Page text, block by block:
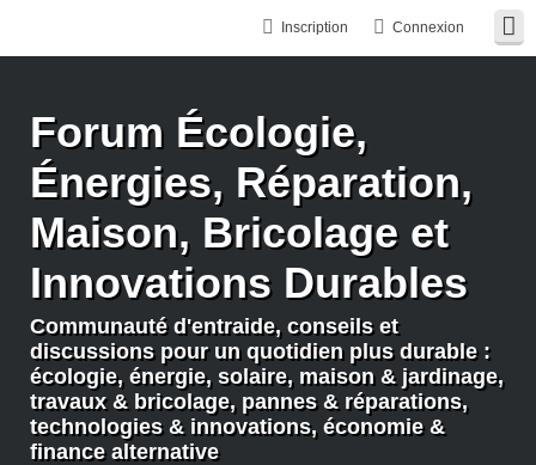
Connexion
Inscription
Forum Écologie,
Énergies, Réparation,
Maison, Bricolage et
Innovations Durables
Communauté d'entraide, conseils et
discussions pour un quotidien plus durable :
écologie, énergie, solaire, maison & jardinage,
travaux & bricolage, pannes & réparations,
technologies & innovations, économie &
finance alternative